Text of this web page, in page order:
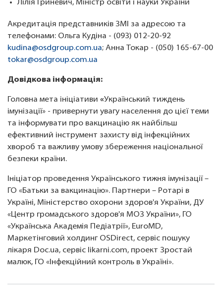
Лілія Гриневич, Міністр освіти і науки України
Акредитація представників ЗМІ за адресою та
телефонами: Ольга Кудіна - (093) 012-20-92
kudina@osdgroup.com.ua; Анна Токар - (050) 165-67-00
tokar@osdgroup.com.ua
Довідкова інформація:
Головна мета ініціативи «Український тиждень
імунізації» - привернути увагу населення до цієї теми
та інформувати про вакцинацію як найбільш
ефективний інструмент захисту від інфекційних
хвороб та важливу умову збереження національної
безпеки країни.
Ініціатор проведення Українського тижня імунізації –
ГО «Батьки за вакцинацію». Партнери – Ротарі в
Україні, Міністерство охорони здоров'я України, ДУ
«Центр громадського здоров'я МОЗ України», ГО
«Українська Академія Педіатрії», EuroMD,
Маркетінговий холдинг OSDirect, сервіс пошуку
лікаря Doc.ua, сервіс likarni.com, проект Зростай
малюк, ГО «Інфекційний контроль в Україні».